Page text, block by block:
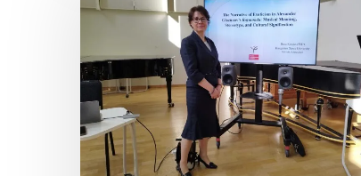
on
Musical
Helsinkiben,
MTE
részvétellel